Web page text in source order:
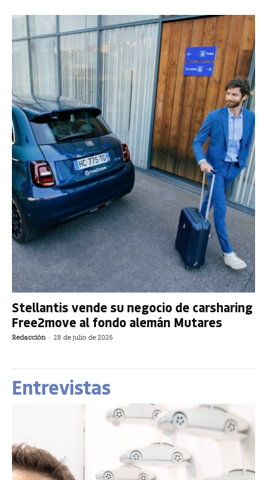
Stellantis vende su negocio de carsharing
Free2move al fondo alemán Mutares
Redacción - 28 de julio de 2026
Entrevistas